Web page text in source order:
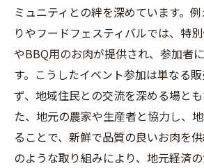
ミュニティとの絆を深めています。
りやフードフェスティバルでは、特
やBBQ用のお肉が提供され、参加者
す。こうしたイベント参加は単なる
ず、地域住民との交流を深める場と
た、地元の農家や生産者と協力し、
ることで、新鮮で品質の良いお肉を
のような取り組みにより、地元経済